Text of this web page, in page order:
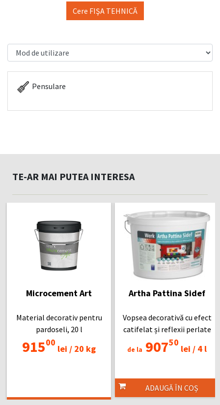
Cere FIŞA TEHNICĂ
Pensulare
TE-AR MAI PUTEA INTERESA
Microcement Art
Material decorativ pentru
pardoseli, 20 l
91500
lei / 20 kg
Artha Pattina Sidef
Vopsea decorativă cu efect
catifelat și reflexii perlate
de la 90750
lei / 4 l
ADAUGĂ ÎN COȘ